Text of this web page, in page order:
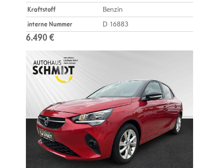
Kraftstoff
Benzin
interne Nummer
D 16883
6.490 €